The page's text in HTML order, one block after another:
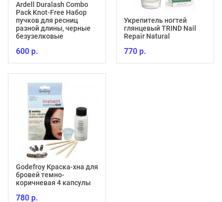
Ardell Duralash Combo
Pack Knot-Free Набор
пучков для ресниц
разной длины, черные
безузелковые
600 р.
Godefroy Краска-хна для
бровей темно-
коричневая 4 капсулы
780 р.
Укрепитель ногтей
глянцевый TRIND Nail
Repair Natural
770 р.